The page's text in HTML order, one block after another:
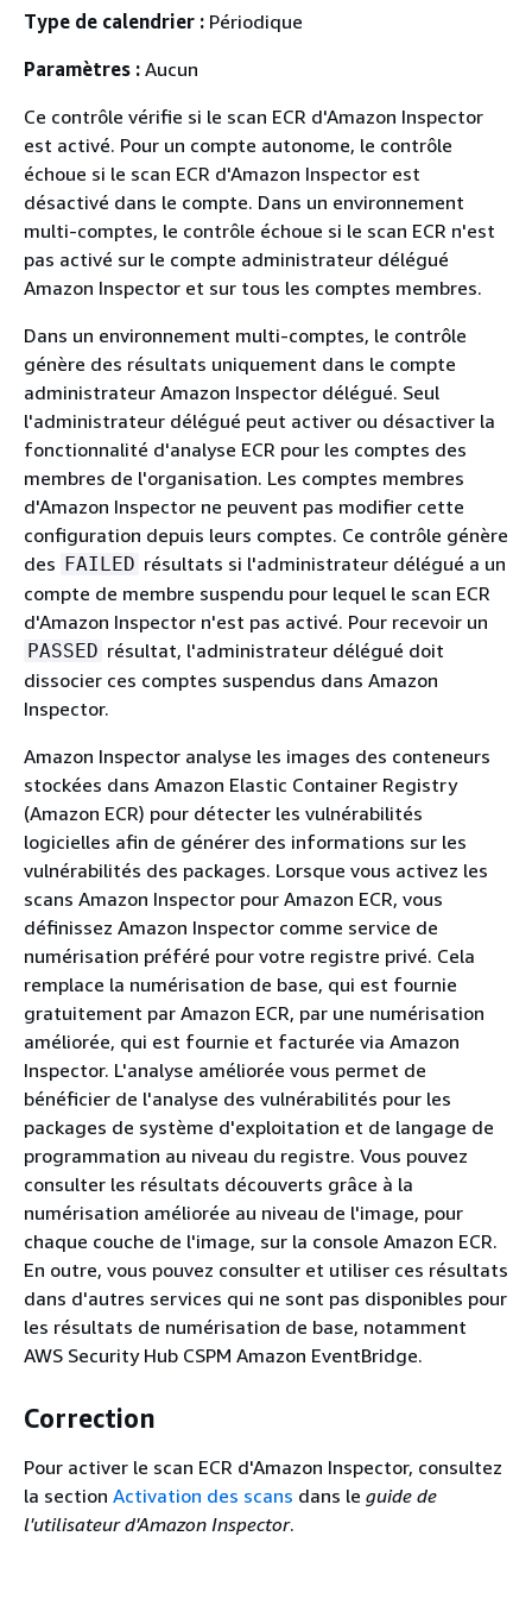
Type de calendrier : Périodique
Paramètres : Aucun
Ce contrôle vérifie si le scan ECR d'Amazon Inspector
est activé. Pour un compte autonome, le contrôle
échoue si le scan ECR d'Amazon Inspector est
désactivé dans le compte. Dans un environnement
multi-comptes, le contrôle échoue si le scan ECR n'est
pas activé sur le compte administrateur délégué
Amazon Inspector et sur tous les comptes membres.
Dans un environnement multi-comptes, le contrôle
génère des résultats uniquement dans le compte
administrateur Amazon Inspector délégué. Seul
l'administrateur délégué peut activer ou désactiver la
fonctionnalité d'analyse ECR pour les comptes des
membres de l'organisation. Les comptes membres
d'Amazon Inspector ne peuvent pas modifier cette
configuration depuis leurs comptes. Ce contrôle génère
des FAILED résultats si l'administrateur délégué a un
compte de membre suspendu pour lequel le scan ECR
d'Amazon Inspector n'est pas activé. Pour recevoir un
PASSED résultat, l'administrateur délégué doit
dissocier ces comptes suspendus dans Amazon
Inspector.
Amazon Inspector analyse les images des conteneurs
stockées dans Amazon Elastic Container Registry
(Amazon ECR) pour détecter les vulnérabilités
logicielles afin de générer des informations sur les
vulnérabilités des packages. Lorsque vous activez les
scans Amazon Inspector pour Amazon ECR, vous
définissez Amazon Inspector comme service de
numérisation préféré pour votre registre privé. Cela
remplace la numérisation de base, qui est fournie
gratuitement par Amazon ECR, par une numérisation
améliorée, qui est fournie et facturée via Amazon
Inspector. L'analyse améliorée vous permet de
bénéficier de l'analyse des vulnérabilités pour les
packages de système d'exploitation et de langage de
programmation au niveau du registre. Vous pouvez
consulter les résultats découverts grâce à la
numérisation améliorée au niveau de l'image, pour
chaque couche de l'image, sur la console Amazon ECR.
En outre, vous pouvez consulter et utiliser ces résultats
dans d'autres services qui ne sont pas disponibles pour
les résultats de numérisation de base, notamment
AWS Security Hub CSPM Amazon EventBridge.
Correction
Pour activer le scan ECR d'Amazon Inspector, consultez
la section Activation des scans dans le guide de
l'utilisateur d'Amazon Inspector.